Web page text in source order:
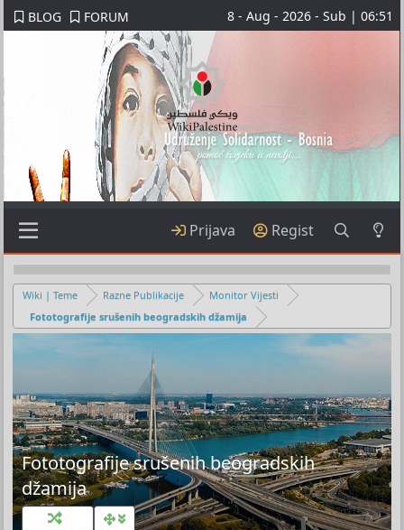
BLOG FORUM 8 - Aug - 2026 - Sub | 06:51
Prijava Regist
Wiki | Teme Razne Publikacije
Monitor Vijesti
Fototografije srušenih beogradskih džamija
Fototografije srušenih beogradskih
džamija